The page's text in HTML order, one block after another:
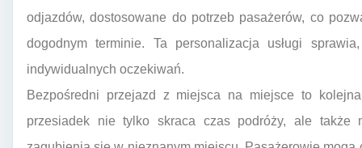
odjazdów, dostosowane do potrzeb pasażerów, co
dogodnym terminie. Ta personalizacja usługi
indywidualnych oczekiwań.
Bezpośredni przejazd z miejsca na miejsce to
przesiadek nie tylko skraca czas podróży, ale także